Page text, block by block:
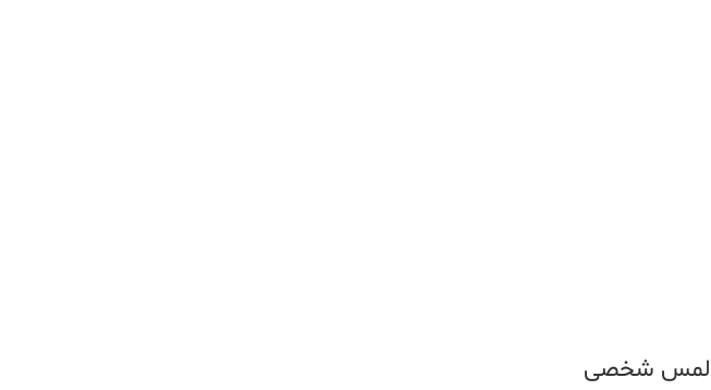
لمس شخصی